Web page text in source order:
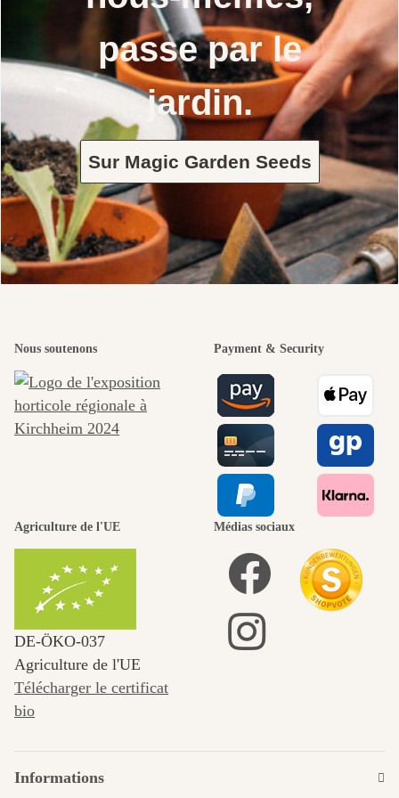
passe par le
jardin.
Sur Magic Garden Seeds
Nous soutenons Payment & Security
Agriculture de l'UE
DE‑ÖKO‑037
Agriculture de l'UE
Télécharger le certificat
bio
Médias sociaux
Informations